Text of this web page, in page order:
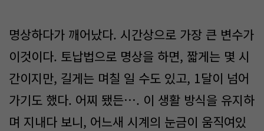
명상하다가 깨어났다. 시간상으로 가장 큰 변수가
이것이다. 토납법으로 명상을 하면, 짧게는 몇 시
간이지만, 길게는 며칠 일 수도 있고, 1달이 넘어
가기도 했다. 어찌 됐든…. 이 생활 방식을 유지하
며 지내다 보니, 어느새 시계의 눈금이 움직여있